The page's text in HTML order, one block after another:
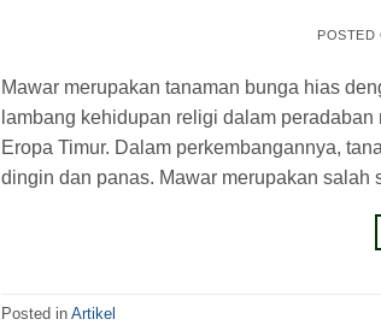
POSTED
Mawar merupakan tanaman bunga hias
lambang kehidupan religi dalam
Eropa Timur. Dalam perkembangannya,
dingin dan panas. Mawar merupakan
Posted in Artikel